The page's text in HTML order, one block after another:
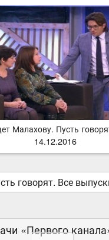
Малахову. Пусть
14.12.2016
говорят. Все
«Первого